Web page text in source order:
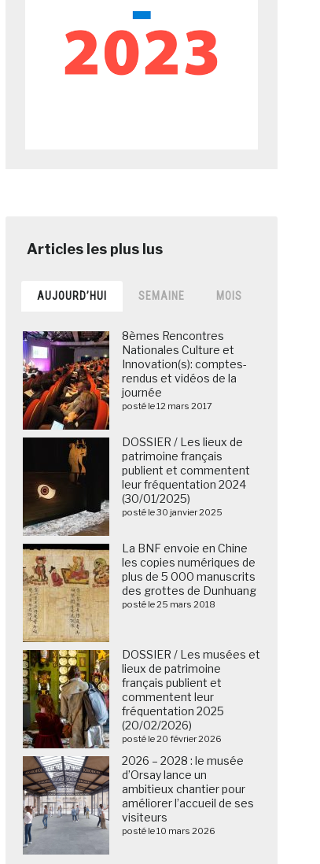
AUJOURD’HUI SEMAINE MOIS
8èmes Rencontres
Nationales Culture et
Innovation(s): comptes-
rendus et vidéos de la
journée
posté le 12 mars 2017
DOSSIER / Les lieux de
patrimoine français
publient et commentent
leur fréquentation 2024
(30/01/2025)
posté le 30 janvier 2025
La BNF envoie en Chine
les copies numériques de
plus de 5 000 manuscrits
des grottes de Dunhuang
posté le 25 mars 2018
DOSSIER / Les musées et
lieux de patrimoine
français publient et
commentent leur
fréquentation 2025
(20/02/2026)
posté le 20 février 2026
2026 – 2028 : le musée
d’Orsay lance un
ambitieux chantier pour
améliorer l’accueil de ses
visiteurs
posté le 10 mars 2026